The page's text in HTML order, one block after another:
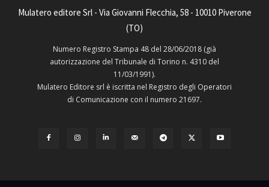
Mulatero editore Srl - Via Giovanni Flecchia, 58 - 10010 Piverone
(TO)
Numero Registro Stampa 48 del 28/06/2018 (già
autorizzazione del Tribunale di Torino n. 4310 del
11/03/1991).
Mulatero Editore srl è iscritta nel Registro degli Operatori
di Comunicazione con il numero 21697.